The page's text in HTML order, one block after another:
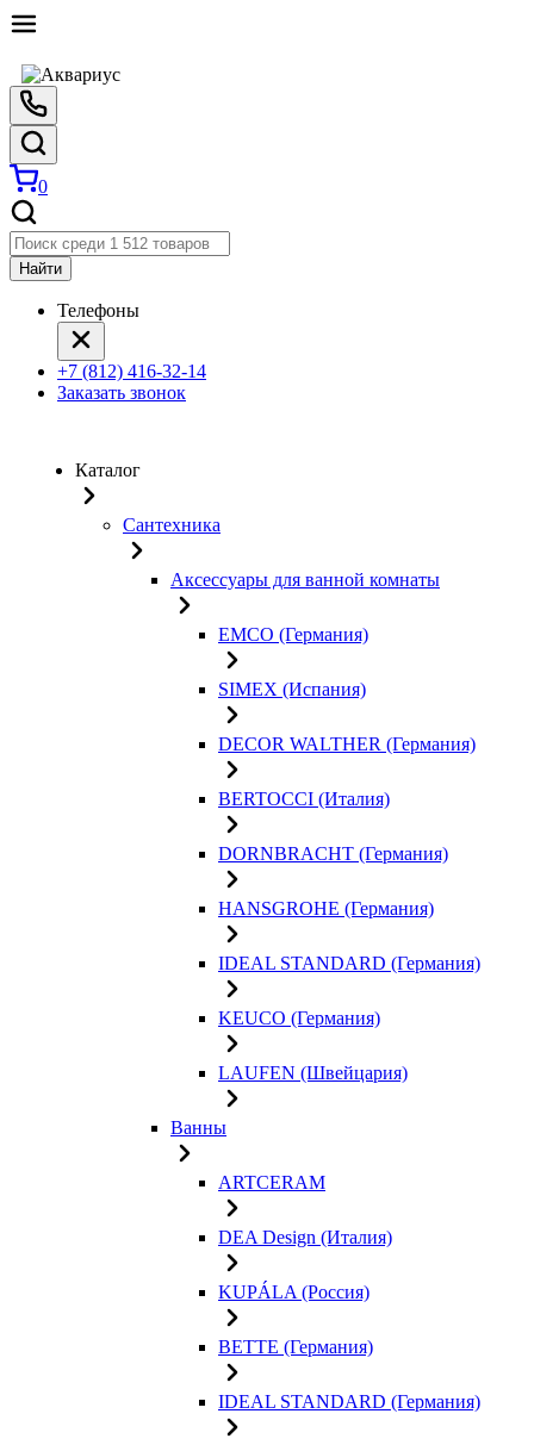
0
Найти
Телефоны
+7 (812) 416-32-14
Заказать звонок
Каталог
Сантехника
Аксессуары для ванной комнаты
EMCO (Германия)
SIMEX (Испания)
DECOR WALTHER (Германия)
BERTOCCI (Италия)
DORNBRACHT (Германия)
HANSGROHE (Германия)
IDEAL STANDARD (Германия)
KEUCO (Германия)
LAUFEN (Швейцария)
Ванны
ARTCERAM
DEA Design (Италия)
KUPÁLA (Россия)
BETTE (Германия)
IDEAL STANDARD (Германия)